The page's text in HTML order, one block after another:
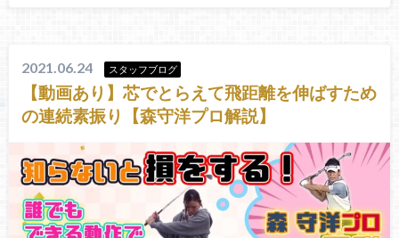
2021.06.24 スタッフブログ
【動画あり】芯でとらえて飛距離を伸ばすため
の連続素振り【森守洋プロ解説】